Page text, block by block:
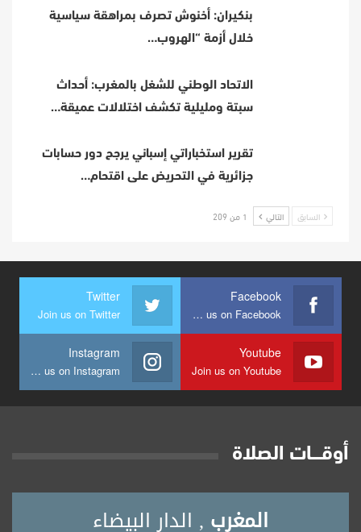
بنكيران: أخنوش تصرف بمراهقة سياسية
خلال أزمة “الهروب…
الاتحاد الوطني للشغل بالمغرب: أحداث
سبتة ومليلية تكشف اختلالات عميقة…
تقرير استخباراتي إسباني يرجح دور حسابات
جزائرية في التحريض على اقتحام…
السابق التالي 1 من 209
Facebook
Join us on Facebook
Twitter
Join us on Twitter
Youtube
Join us on Youtube
Instagram
Join us on Instagram
أوقــــات الصلاة